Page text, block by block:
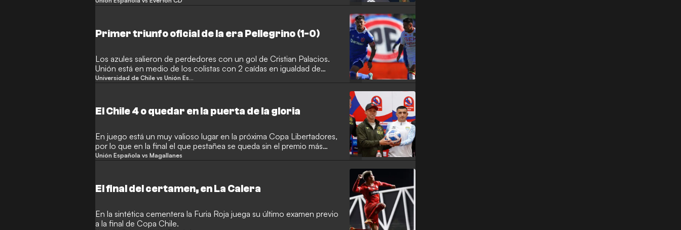
Primer triunfo oficial de la era Pellegrino (1-0)
Los azules salieron de perdedores con un gol de Cristian Palacios.
Unión está en medio de los colistas con 2 caídas en igualdad de
presentaciones.
Universidad de Chile vs Unión Española
El Chile 4 o quedar en la puerta de la gloria
En juego está un muy valioso lugar en la próxima Copa Libertadores,
por lo que en la final el que pestañea se queda sin el premio más
grande.
Unión Española vs Magallanes
El final del certamen, en La Calera
En la sintética cementera la Furia Roja juega su último examen previo
a la final de Copa Chile.